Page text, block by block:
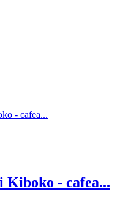
- cafea...